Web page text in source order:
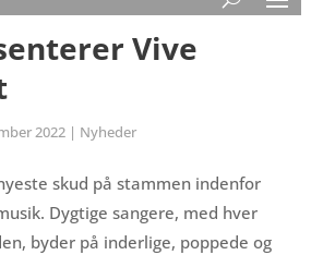
Vive
2022| Nyheder
skud på stammen indenfor
Dygtige sangere, med hver
byder på inderlige, poppede og